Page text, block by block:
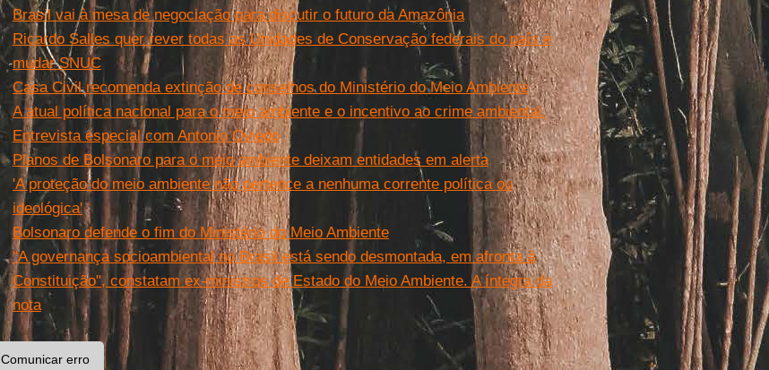
Brasil vai à mesa de negociação para discutir o futuro da Amazônia
Ricardo Salles quer rever todas as Unidades de Conservação federais do país e
mudar SNUC
Casa Civil recomenda extinção de conselhos do Ministério do Meio Ambiente
A atual política nacional para o meio ambiente e o incentivo ao crime ambiental.
Entrevista especial com Antonio Oviedo
Planos de Bolsonaro para o meio ambiente deixam entidades em alerta
'A proteção do meio ambiente não pertence a nenhuma corrente política ou
ideológica'
Bolsonaro defende o fim do Ministério do Meio Ambiente
"A governança socioambiental no Brasil está sendo desmontada, em afronta à
Constituição", constatam ex-ministros de Estado do Meio Ambiente. A íntegra da
nota
Comunicar erro